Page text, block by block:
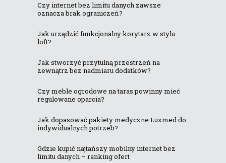
Czy internet bez limitu danych zawsze
oznacza brak ograniczeń?
Jak urządzić funkcjonalny korytarz w stylu
loft?
Jak stworzyć przytulną przestrzeń na
zewnątrz bez nadmiaru dodatków?
Czy meble ogrodowe na taras powinny mieć
regulowane oparcia?
Jak dopasować pakiety medyczne Luxmed do
indywidualnych potrzeb?
Gdzie kupić najtańszy mobilny internet bez
limitu danych – ranking ofert